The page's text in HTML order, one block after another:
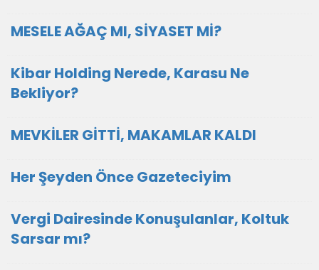
MESELE AĞAÇ MI, SİYASET Mİ?
Kibar Holding Nerede, Karasu Ne
Bekliyor?
MEVKİLER GİTTİ, MAKAMLAR KALDI
Her Şeyden Önce Gazeteciyim
Vergi Dairesinde Konuşulanlar, Koltuk
Sarsar mı?